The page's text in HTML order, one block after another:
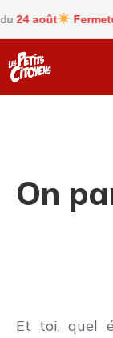
août Fermeture
On
Et toi, quel